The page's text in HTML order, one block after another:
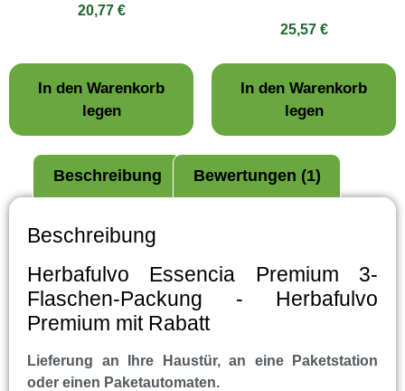
20,77 €
In den Warenkorb
legen
25,57 €
In den Warenkorb
legen
Beschreibung Bewertungen (1)
Beschreibung
Herbafulvo Essencia Premium 3-
Flaschen-Packung - Herbafulvo
Premium mit Rabatt
Lieferung an Ihre Haustür, an eine Paketstation
oder einen Paketautomaten.